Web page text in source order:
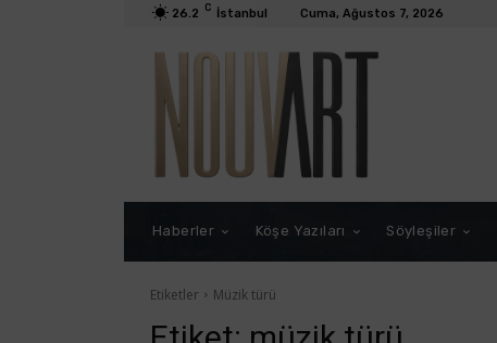
26.2 C İstanbul Cuma, Ağustos 7, 2026
Haberler Köşe Yazıları Söyleşiler
Etiketler Müzik türü